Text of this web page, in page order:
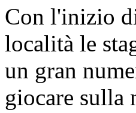
Con l'inizio
località le
un gran
giocare sulla